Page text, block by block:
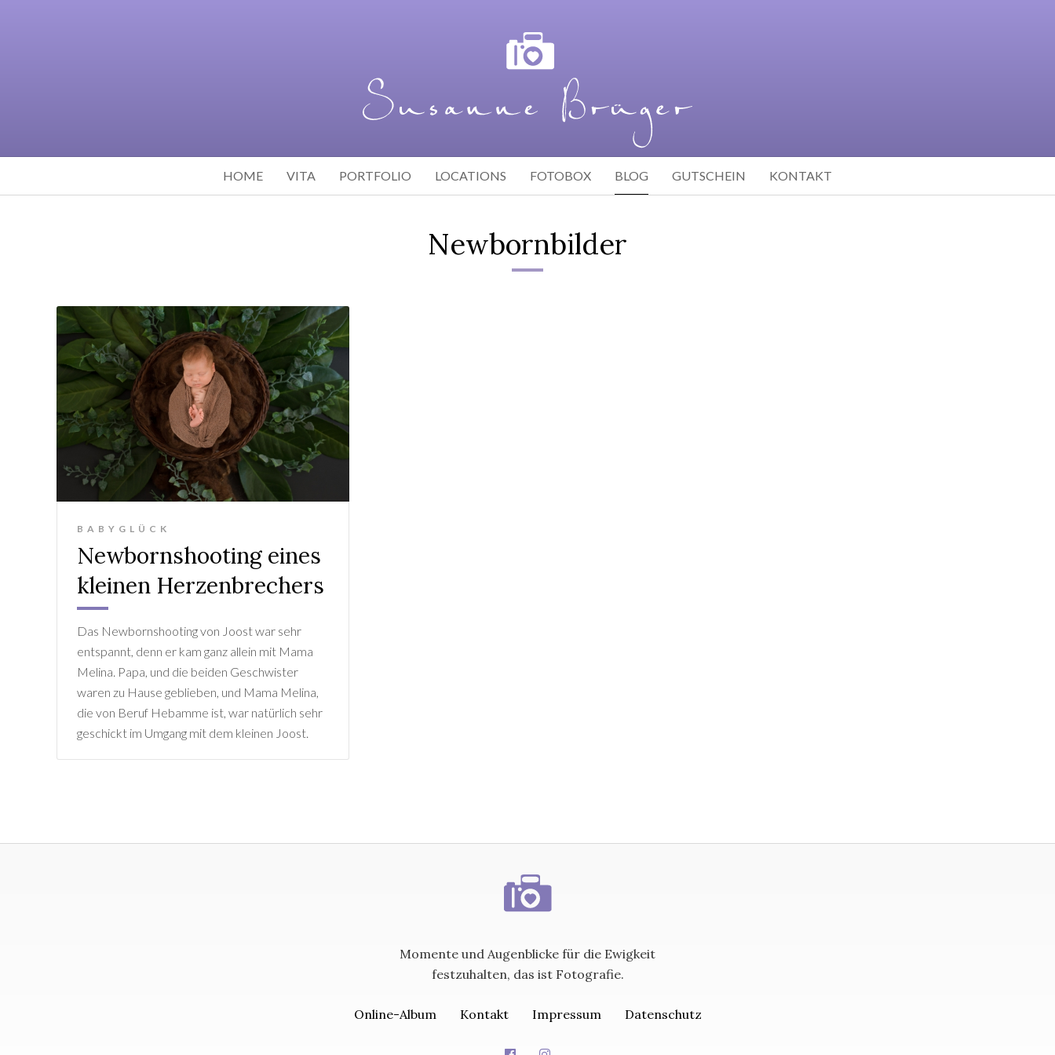
HOME VITA PORTFOLIO LOCATIONS FOTOBOX BLOG GUTSCHEIN KONTAKT
Newbornbilder
BABYGLÜCK
Newbornshooting eines
kleinen Herzenbrechers
Das Newbornshooting von Joost war sehr
entspannt, denn er kam ganz allein mit Mama
Melina. Papa, und die beiden Geschwister
waren zu Hause geblieben, und Mama Melina,
die von Beruf Hebamme ist, war natürlich sehr
geschickt im Umgang mit dem kleinen Joost.
Momente und Augenblicke für die Ewigkeit
festzuhalten, das ist Fotografie.
Online-Album Kontakt Impressum Datenschutz